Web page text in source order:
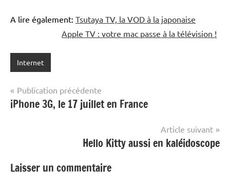
A lire également: Tsutaya TV, la VOD à la japonaise
Apple TV : votre mac passe à la télévision !
Internet
Navigation
de
Publication précédente
iPhone 3G, le 17 juillet en France
Article suivant
Hello Kitty aussi en kaléidoscope
Laisser un commentaire